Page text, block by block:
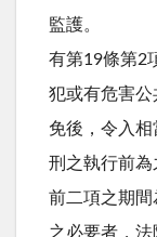
監護。
有第19條第2
犯或有危害
免後，令入
刑之執行前為
前二項之期
之必要者，法